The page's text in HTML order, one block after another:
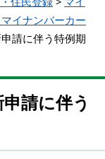
イナンバーカー
請に伴う特例期
請に伴う